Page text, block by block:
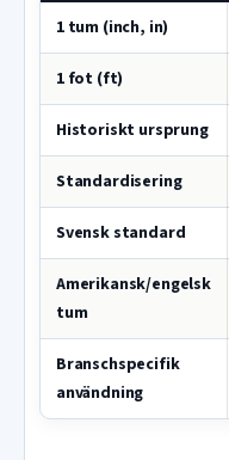
1 tum (inch, in)
1 fot (ft)
Historiskt ursprung
Standardisering
Svensk standard
Amerikansk/engelsk
tum
Branschspecifik
användning